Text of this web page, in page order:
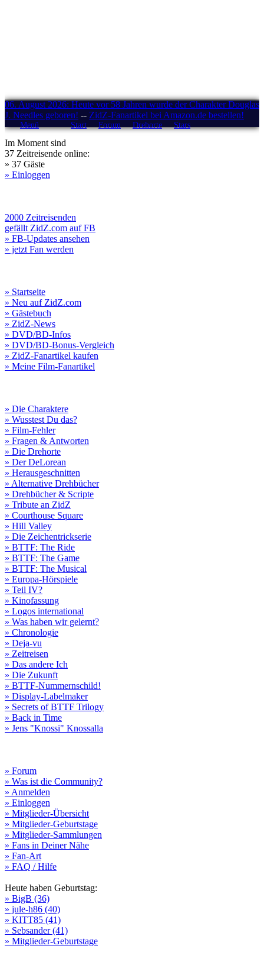
06. August 2026: Heute vor 58 Jahren wurde der Charakter Douglas
J. Needles geboren! -- ZidZ-Fanartikel bei Amazon.de bestellen!
Menü Start Forum Drehorte Stars
Im Moment sind
37 Zeitreisende online:
» 37 Gäste
» Einloggen
2000 Zeitreisenden
gefällt ZidZ.com auf FB
» FB-Updates ansehen
» jetzt Fan werden
» Startseite
» Neu auf ZidZ.com
» Gästebuch
» ZidZ-News
» DVD/BD-Infos
» DVD/BD-Bonus-Vergleich
» ZidZ-Fanartikel kaufen
» Meine Film-Fanartikel
» Die Charaktere
» Wusstest Du das?
» Film-Fehler
» Fragen & Antworten
» Die Drehorte
» Der DeLorean
» Herausgeschnitten
» Alternative Drehbücher
» Drehbücher & Scripte
» Tribute an ZidZ
» Courthouse Square
» Hill Valley
» Die Zeichentrickserie
» BTTF: The Ride
» BTTF: The Game
» BTTF: The Musical
» Europa-Hörspiele
» Teil IV?
» Kinofassung
» Logos international
» Was haben wir gelernt?
» Chronologie
» Deja-vu
» Zeitreisen
» Das andere Ich
» Die Zukunft
» BTTF-Nummernschild!
» Display-Labelmaker
» Secrets of BTTF Trilogy
» Back in Time
» Jens "Knossi" Knossalla
» Forum
» Was ist die Community?
» Anmelden
» Einloggen
» Mitglieder-Übersicht
» Mitglieder-Geburtstage
» Mitglieder-Sammlungen
» Fans in Deiner Nähe
» Fan-Art
» FAQ / Hilfe
Heute haben Geburtstag:
» BigB (36)
» jule-h86 (40)
» KITT85 (41)
» Sebsander (41)
» Mitglieder-Geburtstage